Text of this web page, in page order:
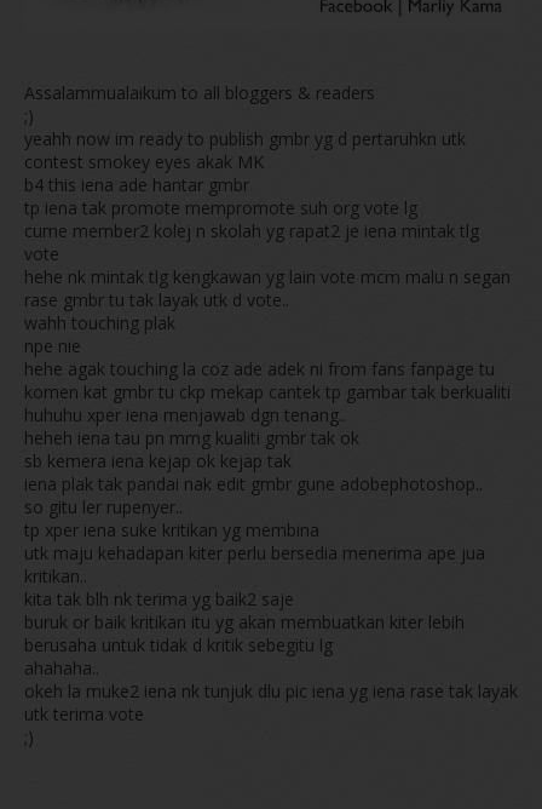
Assalammualaikum to all bloggers & readers
;)
yeahh now im ready to publish gmbr yg d pertaruhkn utk
contest smokey eyes akak MK
b4 this iena ade hantar gmbr
tp iena tak promote mempromote suh org vote lg
cume member2 kolej n skolah yg rapat2 je iena mintak tlg
vote
hehe nk mintak tlg kengkawan yg lain vote mcm malu n segan
rase gmbr tu tak layak utk d vote..
wahh touching plak
npe nie
hehe agak touching la coz ade adek ni from fans fanpage tu
komen kat gmbr tu ckp mekap cantek tp gambar tak berkualiti
huhuhu xper iena menjawab dgn tenang..
heheh iena tau pn mmg kualiti gmbr tak ok
sb kemera iena kejap ok kejap tak
iena plak tak pandai nak edit gmbr gune adobephotoshop..
so gitu ler rupenyer..
tp xper iena suke kritikan yg membina
utk maju kehadapan kiter perlu bersedia menerima ape jua
kritikan..
kita tak blh nk terima yg baik2 saje
buruk or baik kritikan itu yg akan membuatkan kiter lebih
berusaha untuk tidak d kritik sebegitu lg
ahahaha..
okeh la muke2 iena nk tunjuk dlu pic iena yg iena rase tak layak
utk terima vote
;)